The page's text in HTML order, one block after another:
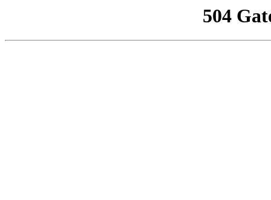
504